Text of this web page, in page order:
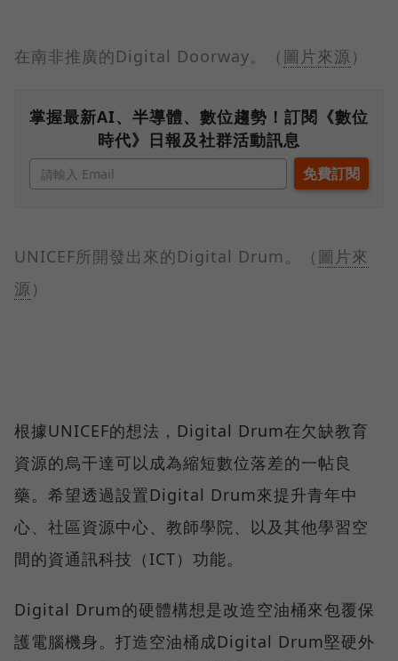
在南非推廣的Digital Doorway。（ 圖片來源 ）
掌握最新AI、半導體、數位趨勢！訂閱《數位
時代》日報及社群活動訊息
UNICEF所開發出來的Digital Drum。（ 圖片來
源 ）
根據UNICEF的想法，Digital Drum在欠缺教育
資源的烏干達可以成為縮短數位落差的一帖良
藥。希望透過設置Digital Drum來提升青年中
心、社區資源中心、教師學院、以及其他學習空
間的資通訊科技（ICT）功能。
Digital Drum的硬體構想是改造空油桶來包覆保
護電腦機身。打造空油桶成Digital Drum堅硬外